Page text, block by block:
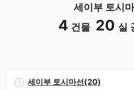
세이부 토시
4 건물 20 실
세이부 토시마선(20)